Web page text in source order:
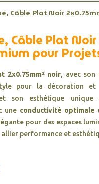
Câble Plat Noir
Câble Plat
pour
2x0.75mm² noir, avec son
pour la décoration et
son esthétique
une conductivité optimale
pour des espaces
performance et